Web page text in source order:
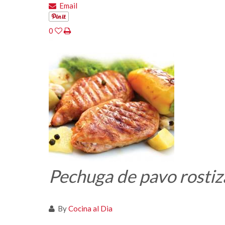
Email
0
Pechuga de pavo
ByCocina al Dia